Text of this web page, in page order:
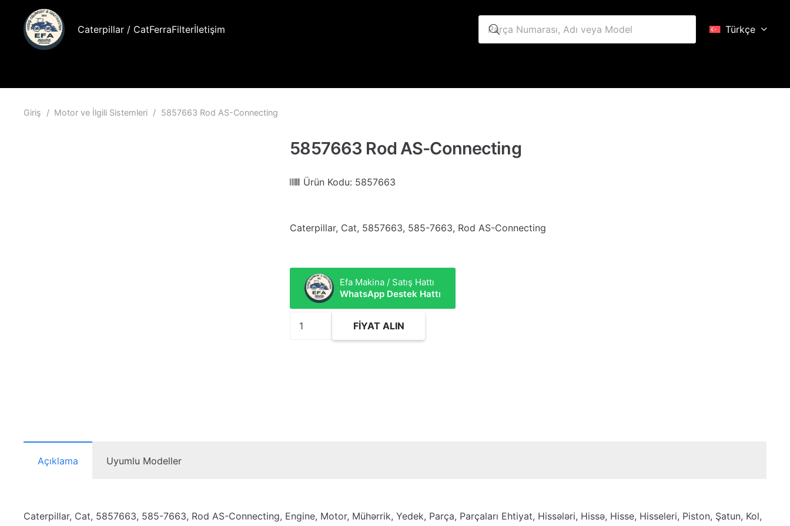
Caterpillar / CatFerraFilterİletişim Türkçe
Giriş / Motor ve İlgili Sistemleri / 5857663 Rod AS-Connecting
5857663 Rod AS-Connecting
Ürün Kodu: 5857663
Caterpillar, Cat, 5857663, 585-7663, Rod AS-Connecting
Efa Makina / Satış Hattı
WhatsApp Destek Hattı
5857663
FIYAT ALIN
Açıklama Uyumlu Modeller
Caterpillar, Cat, 5857663, 585-7663, Rod AS-Connecting, Engine, Motor, Mühərrik, Yedek, Parça, Parçaları Ehtiyat, Hissələri, Hissə, Hisse, Hisseleri, Piston, Şatun, Kol,